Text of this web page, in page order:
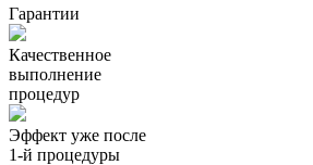
Гарантии
Качественное
выполнение
процедур
Эффект уже после
1-й процедуры